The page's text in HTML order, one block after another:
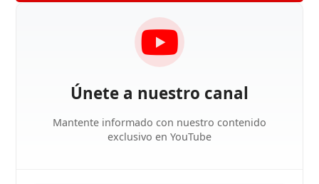
Únete a nuestro canal
Mantente informado con nuestro contenido
exclusivo en YouTube